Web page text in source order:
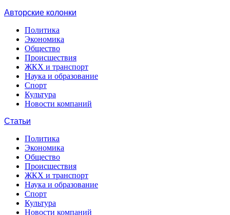
Авторские колонки
Политика
Экономика
Общество
Происшествия
ЖКХ и транспорт
Наука и образование
Спорт
Культура
Новости компаний
Статьи
Политика
Экономика
Общество
Происшествия
ЖКХ и транспорт
Наука и образование
Спорт
Культура
Новости компаний